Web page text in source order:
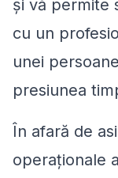
și vă permite
cu un
unei
presiunea
În afară de
operaționale